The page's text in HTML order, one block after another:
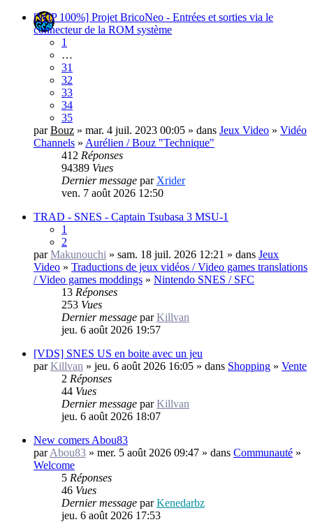
[WIP 100%] Projet BricoNeo - Entrées et sorties via le
connecteur de la ROM système
1
…
31
32
33
34
35
parBouz » mar. 4 juil. 2023 00:05 » dans Jeux Video » Vidéo
Channels » Aurélien / Bouz "Technique"
412 Réponses
94389 Vues
Dernier message par Xrider
ven. 7 août 2026 12:50
TRAD - SNES - Captain Tsubasa 3 MSU-1
1
2
parMakunouchi » sam. 18 juil. 2026 12:21 » dans Jeux
Video » Traductions de jeux vidéos / Video games translations
/ Video games moddings » Nintendo SNES / SFC
13 Réponses
253 Vues
Dernier message parKillvan
jeu. 6 août 2026 19:57
[VDS] SNES US en boite avec un jeu
parKillvan » jeu. 6 août 2026 16:05 » dans Shopping » Vente
2 Réponses
44 Vues
Dernier message parKillvan
jeu. 6 août 2026 18:07
New comers Abou83
parAbou83 » mer. 5 août 2026 09:47 » dans Communauté »
Welcome
5 Réponses
46 Vues
Dernier message parKenedarbz
jeu. 6 août 2026 17:53